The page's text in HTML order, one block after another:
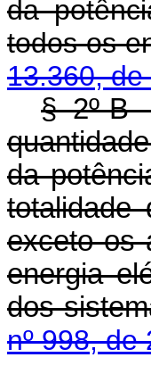
da
todos
13.360, de
§ 2º-B
da
totalidade
exceto os
energia
dos
nº 998, de